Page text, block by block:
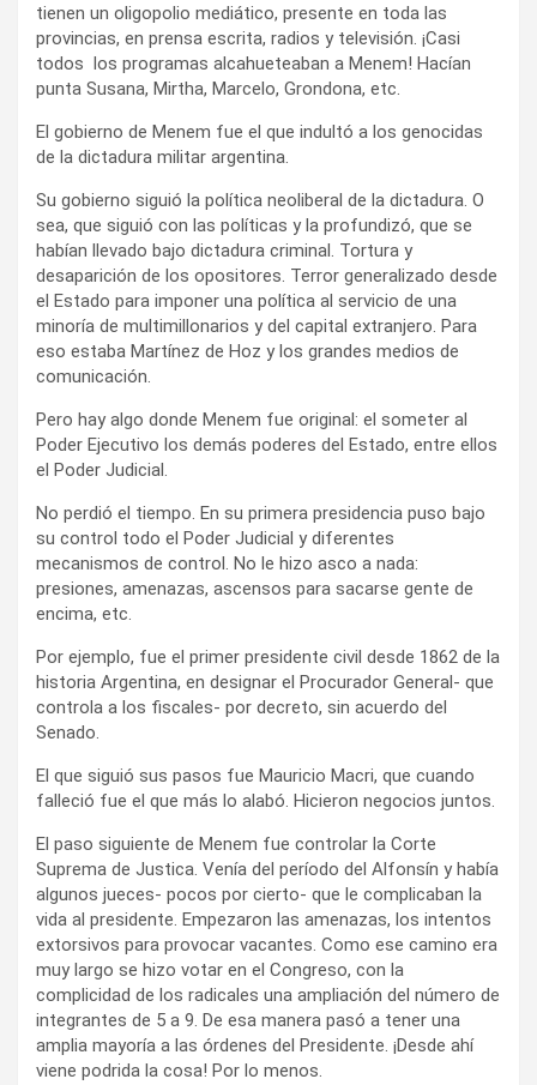
tienen un oligopolio mediático, presente en toda las
provincias, en prensa escrita, radios y televisión. ¡Casi
todos los programas alcahueteaban a Menem! Hacían
punta Susana, Mirtha, Marcelo, Grondona, etc.
El gobierno de Menem fue el que indultó a los genocidas
de la dictadura militar argentina.
Su gobierno siguió la política neoliberal de la dictadura. O
sea, que siguió con las políticas y la profundizó, que se
habían llevado bajo dictadura criminal. Tortura y
desaparición de los opositores. Terror generalizado desde
el Estado para imponer una política al servicio de una
minoría de multimillonarios y del capital extranjero. Para
eso estaba Martínez de Hoz y los grandes medios de
comunicación.
Pero hay algo donde Menem fue original: el someter al
Poder Ejecutivo los demás poderes del Estado, entre ellos
el Poder Judicial.
No perdió el tiempo. En su primera presidencia puso bajo
su control todo el Poder Judicial y diferentes
mecanismos de control. No le hizo asco a nada:
presiones, amenazas, ascensos para sacarse gente de
encima, etc.
Por ejemplo, fue el primer presidente civil desde 1862 de la
historia Argentina, en designar el Procurador General- que
controla a los fiscales- por decreto, sin acuerdo del
Senado.
El que siguió sus pasos fue Mauricio Macri, que cuando
falleció fue el que más lo alabó. Hicieron negocios juntos.
El paso siguiente de Menem fue controlar la Corte
Suprema de Justica. Venía del período del Alfonsín y había
algunos jueces- pocos por cierto- que le complicaban la
vida al presidente. Empezaron las amenazas, los intentos
extorsivos para provocar vacantes. Como ese camino era
muy largo se hizo votar en el Congreso, con la
complicidad de los radicales una ampliación del número de
integrantes de 5 a 9. De esa manera pasó a tener una
amplia mayoría a las órdenes del Presidente. ¡Desde ahí
viene podrida la cosa! Por lo menos.